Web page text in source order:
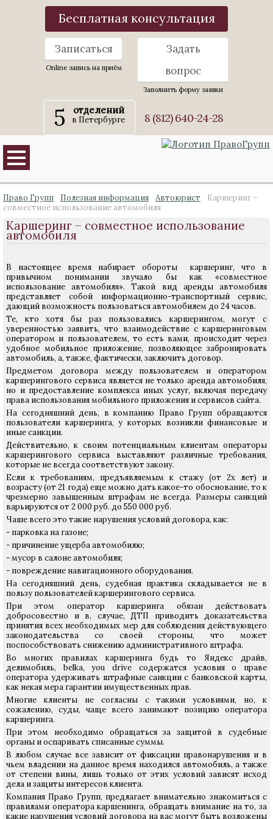
Бесплатная консультация
Записаться
Online запись на приём
Задать
вопрос
Заполнить форму заявки
5 отделений
в Петербурге 8 (812) 640-24-28
Право Групп Полезная информация Автоюрист
Каршеринг –
совместное использование автомобиля
Каршеринг – совместное использование
автомобиля
В настоящее время набирает обороты каршеринг, что в
привычном понимании звучало бы как «совместное
использование автомобиля». Такой вид аренды автомобиля
представляет собой информационно-транспортный сервис,
дающий возможность пользоваться автомобилем до 24 часов.
Те, кто хотя бы раз пользовались каршерингом, могут с
уверенностью заявить, что взаимодействие с каршеринговым
оператором и пользователем, то есть вами, происходит через
удобное мобильное приложение, позволяющее забронировать
автомобиль, а, также, фактически, заключить договор.
Предметом договора между пользователем и оператором
каршерингового сервиса является не только аренда автомобиля,
но и предоставление комплекса иных услуг, включая передачу
права использования мобильного приложения и сервисов сайта.
На сегодняшний день, в компанию Право Групп обращаются
пользователи каршеринга, у которых возникли финансовые и
иные санкции.
Действительно, к своим потенциальным клиентам операторы
каршерингового сервиса выставляют различные требования,
которые не всегда соответствуют закону.
Если к требованиям, предъявляемым к стажу (от 2х лет) и
возрасту (от 21 года) еще можно дать какое-то обоснование, то к
чрезмерно завышенным штрафам не всегда. Размеры санкций
варьируются от 2 000 руб. до 550 000 руб.
Чаше всего это такие нарушения условий договора, как:
- парковка на газоне;
- причинение ущерба автомобилю;
- мусор в салоне автомобиля;
- повреждение навигационного оборудования.
На сегодняшний день, судебная практика складывается не в
пользу пользователей каршерингового сервиса.
При этом оператор каршеринга обязан действовать
добросовестно и в, случае, ДТП приводить доказательства
принятия всех необходимых мер для соблюдения действующего
законодательства со своей стороны, что может
поспособствовать снижению административного штрафа.
Во многих правилах каршеринга будь то Яндекс драйв,
делимобиль, belka, you drive содержатся условия о праве
оператора удерживать штрафные санкции с банковской карты,
как некая мера гарантии имущественных прав.
Многие клиенты не согласны с такими условиями, но, к
сожалению, суды, чаще всего занимают позицию оператора
каршеринга.
При этом необходимо обращаться за защитой в судебные
органы и оспаривать списанные суммы.
В любом случае все зависит от фиксации правонарушения и в
чьем владении на данное время находился автомобиль, а также
от степени вины, лишь только от этих условий зависят исход
дела и защиты интересов клиента.
Компания Право Групп, предлагает внимательно знакомиться с
правилами оператора каршенинга, обращать внимание на то, за
какие нарушения условий договора на вас могут быть возложены